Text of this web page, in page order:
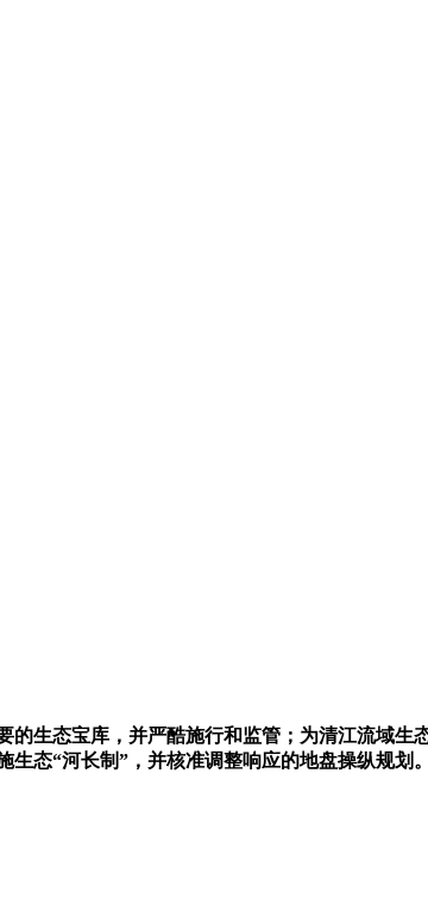
态宝库，并严酷施行和监管；为清江流域生
态“河长制”，并核准调整响应的地盘操纵规划